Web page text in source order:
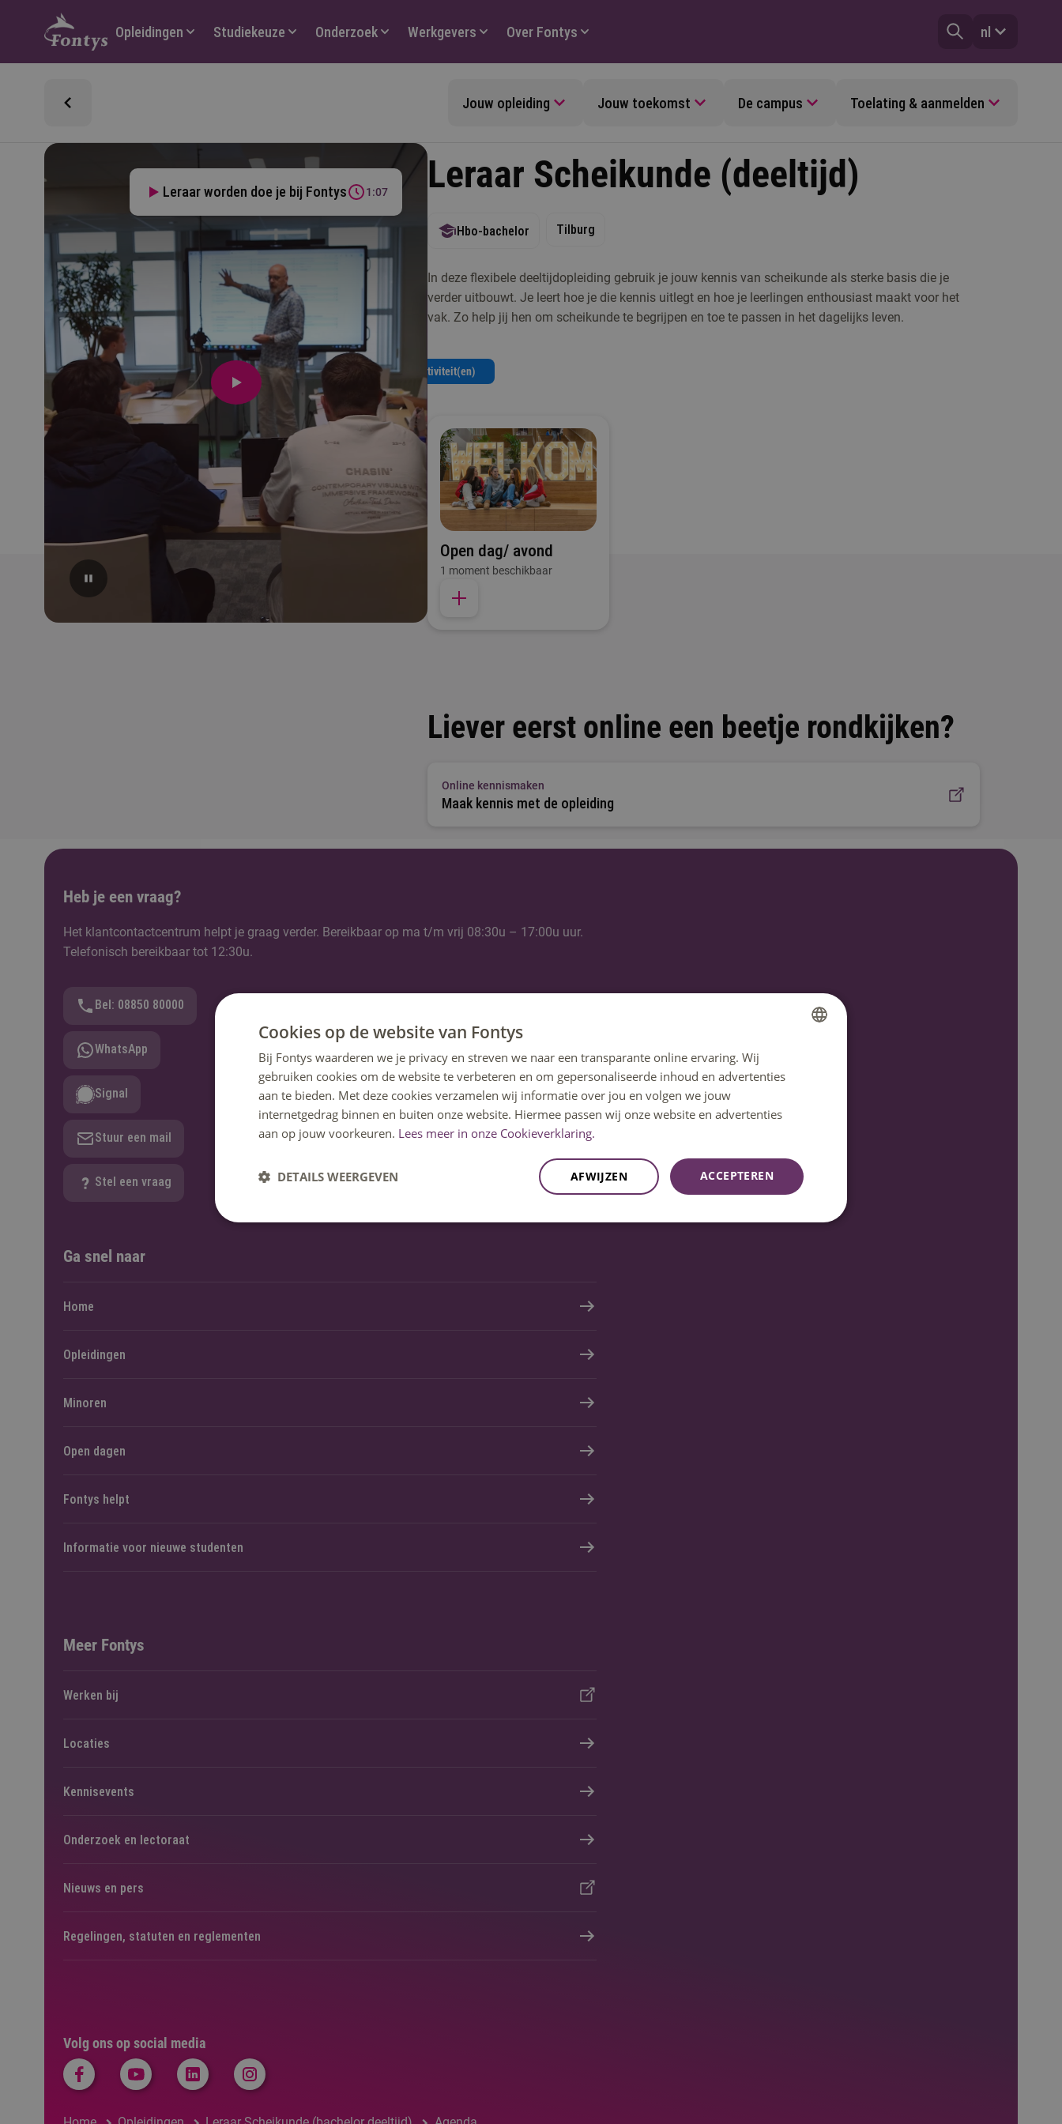
Hoofdmenu
Opleidingen Studiekeuze Onderzoek Werkgevers Over Fontys nl
Jouw opleiding Jouw toekomst De campus Toelating & aanmelden
Leraar worden doe je bij Fontys 1:07 Leraar Scheikunde (deeltijd)
Hbo-bachelor Tilburg
In deze flexibele deeltijdopleiding gebruik je jouw kennis van scheikunde als sterke basis die je
verder uitbouwt. Je leert hoe je die kennis uitlegt en hoe je leerlingen enthousiast maakt voor het
vak. Zo help jij hen om scheikunde te begrijpen en toe te passen in het dagelijks leven.
1 Activiteit(en)
Open dag/ avond
1 moment beschikbaar
Liever eerst online een beetje rondkijken?
Online kennismaken
Maak kennis met de opleiding
Heb je een vraag?
Het klantcontactcentrum helpt je graag verder. Bereikbaar op ma t/m vrij 08:30u – 17:00u uur.
Telefonisch bereikbaar tot 12:30u.
Bel: 08850 80000
WhatsApp
Signal
Stuur een mail
Stel een vraag
Volg ons op social media
Ga snel naar
Home
Opleidingen
Minoren
Open dagen
Fontys helpt
Informatie voor nieuwe studenten
Meer Fontys
Werken bij
Locaties
Kennisevents
Onderzoek en lectoraat
Nieuws en pers
Regelingen, statuten en reglementen
ENGLISH
Cookies op de website van Fontys
Bij Fontys waarderen we je privacy en streven we naar een transparante online ervaring. Wij
gebruiken cookies om de website te verbeteren en om gepersonaliseerde inhoud en advertenties
aan te bieden. Met deze cookies verzamelen wij informatie over jou en volgen we jouw
internetgedrag binnen en buiten onze website. Hiermee passen wij onze website en advertenties
aan op jouw voorkeuren. Lees meer in onze Cookieverklaring.
ACCEPTEREN
AFWIJZEN
DETAILS WEERGEVEN